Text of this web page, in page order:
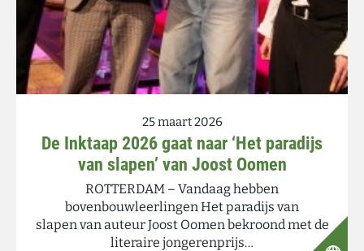
25 maart 2026
De Inktaap 2026 gaat naar ‘Het paradijs
van slapen’ van Joost Oomen
ROTTERDAM – Vandaag hebben
bovenbouwleerlingen Het paradijs van
slapen van auteur Joost Oomen bekroond met de
literaire jongerenprijs…